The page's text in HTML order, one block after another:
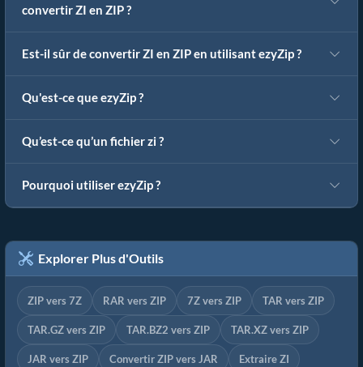
convertir ZI en ZIP ?
Est-il sûr de convertir ZI en ZIP en utilisant ezyZip ?
Qu'est-ce que ezyZip ?
Qu’est-ce qu’un fichier zi ?
Pourquoi utiliser ezyZip ?
Explorer Plus d'Outils
ZIP vers 7Z RAR vers ZIP 7Z vers ZIP TAR vers ZIP
TAR.GZ vers ZIP TAR.BZ2 vers ZIP TAR.XZ vers ZIP
JAR vers ZIP Convertir ZIP vers JAR Extraire ZI